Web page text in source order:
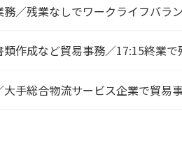
務／残業なしでワークライフバラ
作成など貿易事務／17:15終業
手総合物流サービス企業で貿易